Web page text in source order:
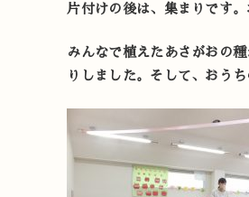
片付けの後は、集まりです
みんなで植えたあさがおの
りしました。そして、おう